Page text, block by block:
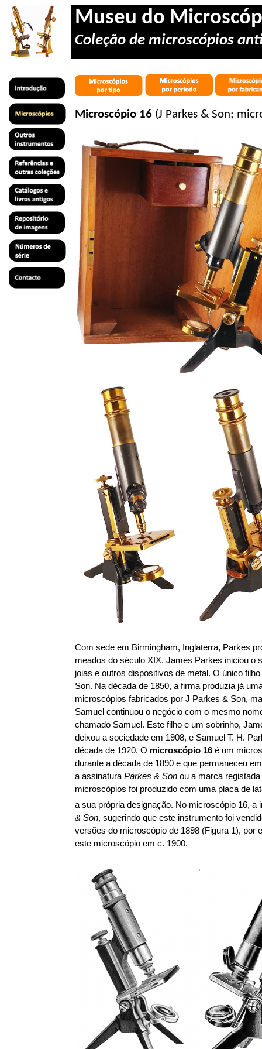
Museu do
Coleção de microscópios
Microscópio 16 (J Parkes & Son;
Com sede em Birmingham, Inglaterra, Parkes
meados do século XIX. James Parkes iniciou o
joias e outros dispositivos de metal. O único
Son. Na década de 1850, a firma produzia já
microscópios fabricados por J Parkes & Son,
Samuel continuou o negócio com o mesmo
chamado Samuel. Este filho e um sobrinho,
deixou a sociedade em 1908, e Samuel T. H.
década de 1920. O microscópio 16 é um
durante a década de 1890 e que permaneceu
a assinaturaParkes & Son ou a marca
microscópios foi produzido com uma placa de
a sua própria designação. No microscópio 16,
& Son, sugerindo que este instrumento foi
versões do microscópio de 1898 (Figura 1), por
este microscópio em c. 1900.